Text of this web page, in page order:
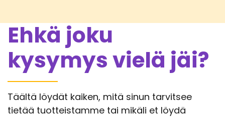
Ehkä joku
kysymys vielä jäi?
Täältä löydät kaiken, mitä sinun tarvitsee
tietää tuotteistamme tai mikäli et löydä